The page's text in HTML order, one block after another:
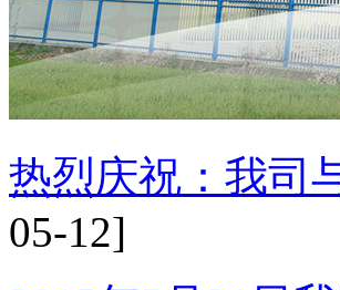
2015年5月21日
2015年5月21日